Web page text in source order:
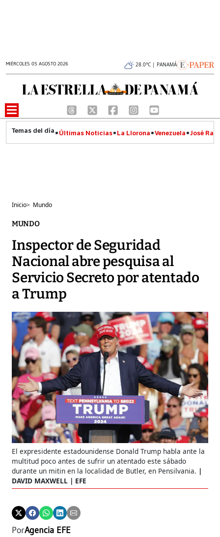
MIÉRCOLES 05 AGOSTO 2026 28.0°C | PANAMÁ
Últimas Noticias La Llorona Venezuela José
Inicio> Mundo
MUNDO
Inspector de Seguridad
Nacional abre pesquisa al
Servicio Secreto por atentado
a Trump
El expresidente estadounidense Donald Trump habla ante la
multitud poco antes de sufrir un atentado este sábado
durante un mitin en la localidad de Butler, en Pensilvania.
DAVID MAXWELL | EFE
PorAgencia EFE